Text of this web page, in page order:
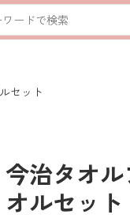
セット
今治タオ
オルセッ